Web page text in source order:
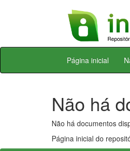
Skip
Página inicial
Não há
Não há documentos
Página inicial do